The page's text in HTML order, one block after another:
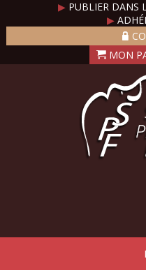
▶ PUBLIER DANS
▶